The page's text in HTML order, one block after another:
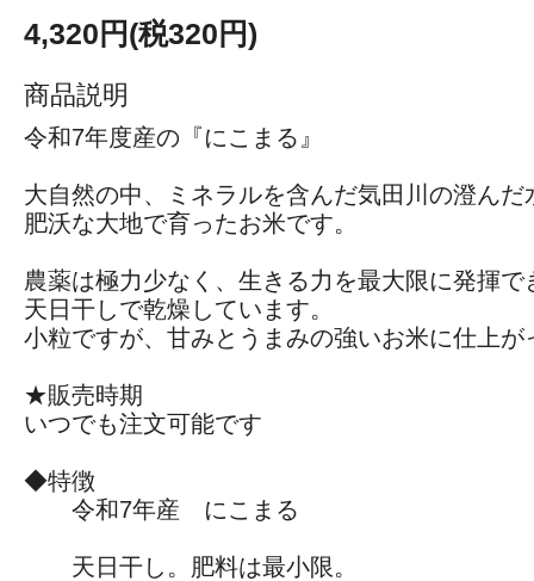
4,320円(税320円)
商品説明
令和7年度産の『にこまる』
大自然の中、ミネラルを含んだ気田川の澄んだ
肥沃な大地で育ったお米です。
農薬は極力少なく、生きる力を最大限に発揮で
天日干しで乾燥しています。
小粒ですが、甘みとうまみの強いお米に仕上が
★販売時期
いつでも注文可能です
◆特徴
令和7年産 にこまる
天日干し。肥料は最小限。